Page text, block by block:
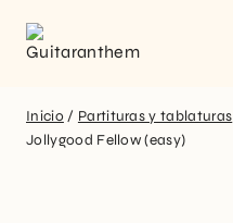
Inicio / Partituras y tablaturas
Jollygood Fellow (easy)